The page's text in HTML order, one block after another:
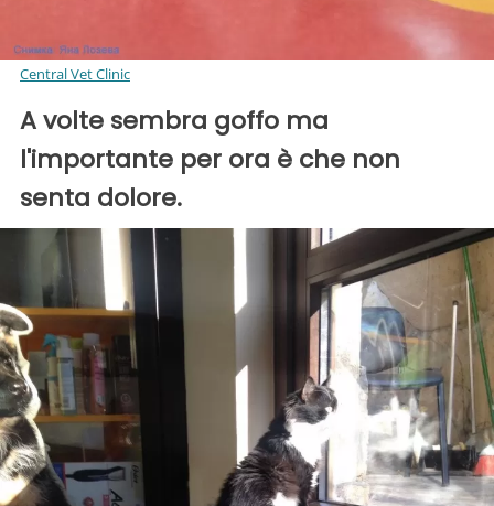
Central Vet Clinic
A volte sembra goffo ma
l'importante per ora è che non
senta dolore.